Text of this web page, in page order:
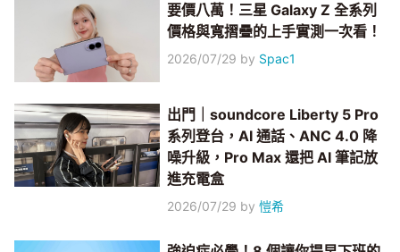
要價八萬！三星 Galaxy Z 全系列
價格與寬摺疊的上手實測一次看！
2026/07/29 by Spac1
出門｜soundcore Liberty 5 Pro
系列登台，AI 通話、ANC 4.0 降
噪升級，Pro Max 還把 AI 筆記放
進充電盒
2026/07/29 by愷希